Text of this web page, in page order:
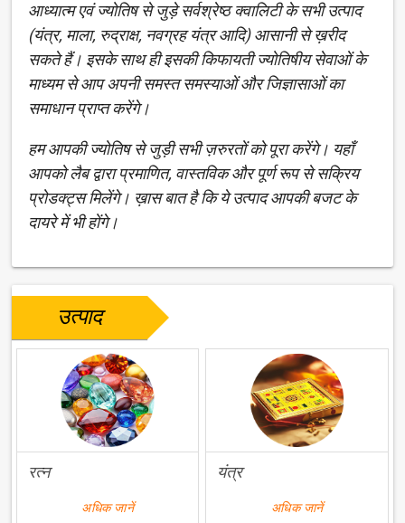
आध्यात्म एवं ज्योतिष से जुड़े सर्वश्रेष्ठ क्वालिटी के सभी उत्पाद
(यंत्र, माला, रुद्राक्ष, नवग्रह यंत्र आदि) आसानी से ख़रीद
सकते हैं। इसके साथ ही इसकी किफायती ज्योतिषीय सेवाओं के
माध्यम से आप अपनी समस्त समस्याओं और जिज्ञासाओं का
समाधान प्राप्त करेंगे।
हम आपकी ज्योतिष से जुड़ी सभी ज़रुरतों को पूरा करेंगे। यहाँ
आपको लैब द्वारा प्रमाणित, वास्तविक और पूर्ण रूप से सक्रिय
प्रोडक्ट्स मिलेंगे। ख़ास बात है कि ये उत्पाद आपकी बजट के
दायरे में भी होंगे।
उत्पाद
रत्न
अधिक जानें
यंत्र
अधिक जानें